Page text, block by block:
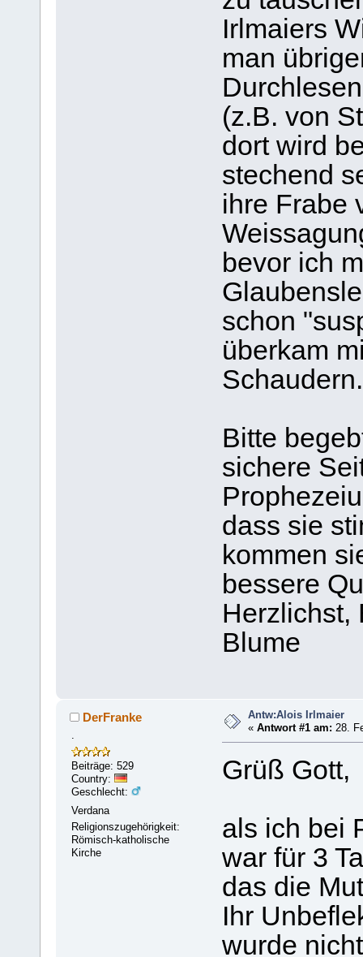
Irlmaiers
man
(z.B. von
dort wird
stechend
ihre Frabe
bevor ich
schon
überkam
Schaudern.
Bitte
sichere
dass sie
kommen
bessere
Herzlichst,
Blume
DerFranke
Beiträge: 529
Country:
Geschlecht:
Verdana
Religionszugehörigkeit:
Römisch-katholische
Kirche
Antw:Alois Irlmaier
«Antwort #1 am: 28.
Grüß Gott,
als ich bei
war für 3
das die
Ihr
wurde